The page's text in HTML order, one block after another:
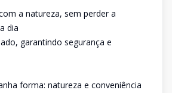
a natureza, sem perder a
dia
garantindo segurança e
forma: natureza e conveniência